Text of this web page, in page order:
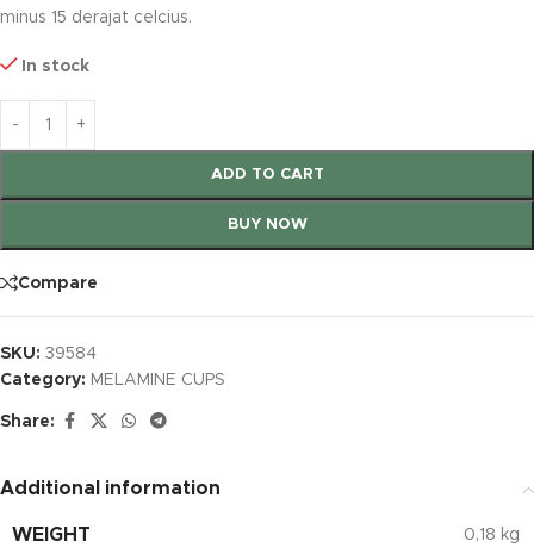
minus 15 derajat celcius.
In stock
ADD TO CART
BUY NOW
Compare
SKU: 39584
Category: MELAMINE CUPS
Share:
Additional information
WEIGHT 0,18 kg